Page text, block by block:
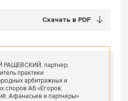
Скачать в PDF
РАЩЕВСКИЙ, партнер,
практики
арбитражных и
споров АБ «Егоров,
Афанасьев и партнеры»